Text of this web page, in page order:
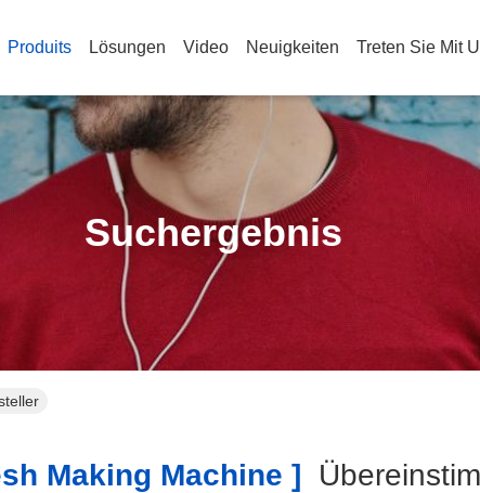
Produits Lösungen Video Neuigkeiten Treten Sie Mit
Suchergebnis
Making Machine ]